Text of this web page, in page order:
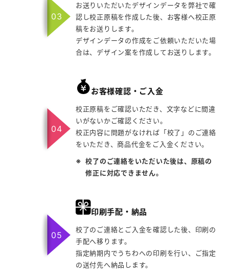
お送りいただいたデザインデータを弊社で確
認し校正原稿を作成した後、お客様へ校正原
稿をお送りします。
デザインデータの作成をご依頼いただいた場
合は、デザイン案を作成してお送りします。
お客様確認・ご入金
校正原稿をご確認いただき、文字などに間違
いがないかご確認ください。
校正内容に問題がなければ「校了」のご連絡
をいただき、商品代金をご入金ください。
校了のご連絡をいただいた後は、原稿の
修正に対応できません。
印刷手配・納品
校了のご連絡とご入金を確認した後、印刷の
手配へ移ります。
指定納期内でうちわへの印刷を行い、ご指定
の送付先へ納品します。